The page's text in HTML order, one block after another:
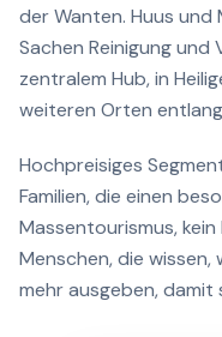
der Wanten. Huus
Sachen Reinigung
zentralem Hub, in
weiteren Orten
Hochpreisiges
Familien, die einen
Massentourismus,
Menschen, die wissen,
mehr ausgeben, damit